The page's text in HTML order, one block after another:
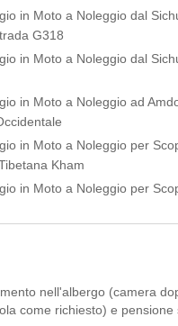
in Moto a Noleggio dal
G318
in Moto a Noleggio dal
in Moto a Noleggio ad
in Moto a Noleggio per
Kham
in Moto a Noleggio per
nell'albergo (camera
come richiesto) e pensione